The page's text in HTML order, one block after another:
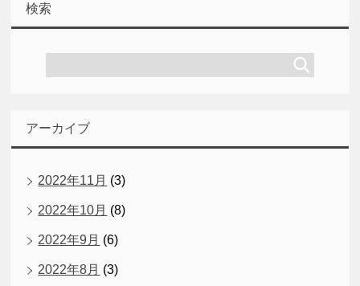
検索
アーカイブ
2022年11月 (3)
2022年10月 (8)
2022年9月 (6)
2022年8月 (3)